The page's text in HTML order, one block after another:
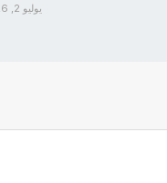
يوليو 2, 2026